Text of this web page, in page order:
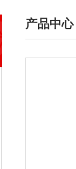
产品中心